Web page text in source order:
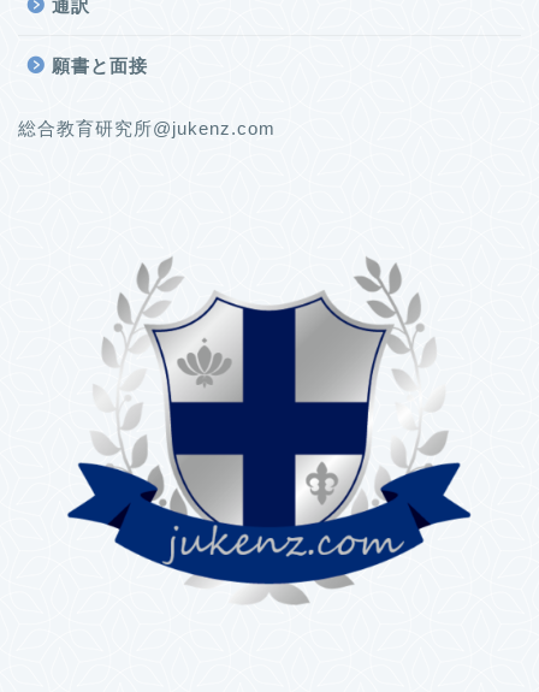
通訳
願書と面接
総合教育研究所@jukenz.com